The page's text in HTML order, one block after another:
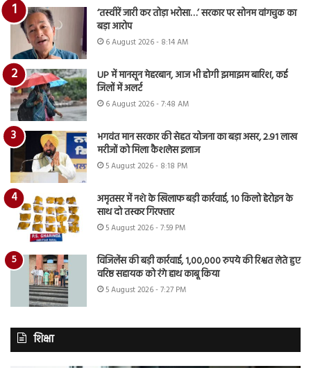
‘तस्वीरें जारी कर तोड़ा भरोसा…’ सरकार पर सोनम वांगचुक का
बड़ा आरोप
6 August 2026 - 8:14 AM
UP में मानसून मेहरबान, आज भी होगी झमाझम बारिश, कई
जिलों में अलर्ट
6 August 2026 - 7:48 AM
भगवंत मान सरकार की सेहत योजना का बड़ा असर, 2.91 लाख
मरीजों को मिला कैशलेस इलाज
5 August 2026 - 8:18 PM
अमृतसर में नशे के खिलाफ बड़ी कार्रवाई, 10 किलो हेरोइन के
साथ दो तस्कर गिरफ्तार
5 August 2026 - 7:59 PM
विजिलेंस की बड़ी कार्रवाई, 1,00,000 रुपये की रिश्वत लेते हुए
वरिष्ठ सहायक को रंगे हाथ काबू किया
5 August 2026 - 7:27 PM
शिक्षा